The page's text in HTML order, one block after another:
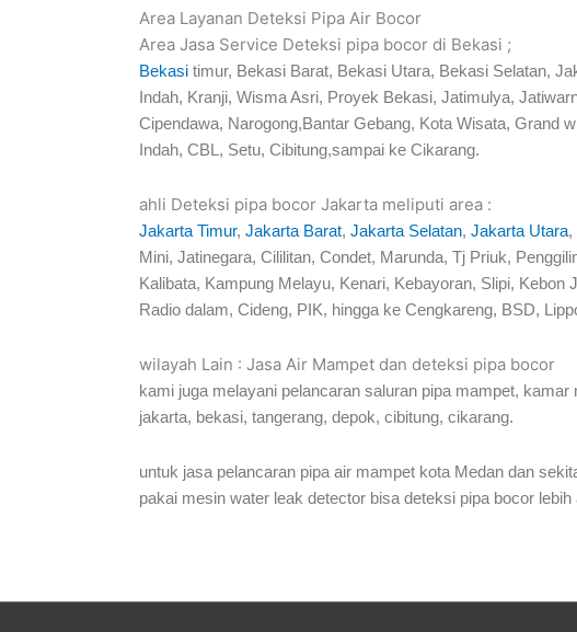
Area Layanan Deteksi Pipa Air Bocor
Area Jasa Service Deteksi pipa bocor di Bekasi ;
Bekasi timur, Bekasi Barat, Bekasi Utara, Bekasi Selatan,
Indah, Kranji, Wisma Asri, Proyek Bekasi, Jatimulya,
Cipendawa, Narogong,Bantar Gebang, Kota Wisata, Grand
Indah, CBL, Setu, Cibitung,sampai ke Cikarang.
ahli Deteksi pipa bocor Jakarta meliputi area :
Jakarta Timur, Jakarta Barat, Jakarta Selatan, Jakarta Utara,
Mini, Jatinegara, Cililitan, Condet, Marunda, Tj Priuk,
Kalibata, Kampung Melayu, Kenari, Kebayoran, Slipi,
Radio dalam, Cideng, PIK, hingga ke Cengkareng, BSD,
wilayah Lain : Jasa Air Mampet dan deteksi pipa bocor
kami juga melayani pelancaran saluran pipa mampet,
jakarta, bekasi, tangerang, depok, cibitung, cikarang.
untuk jasa pelancaran pipa air mampet kota Medan dan
pakai mesin water leak detector bisa deteksi pipa bocor